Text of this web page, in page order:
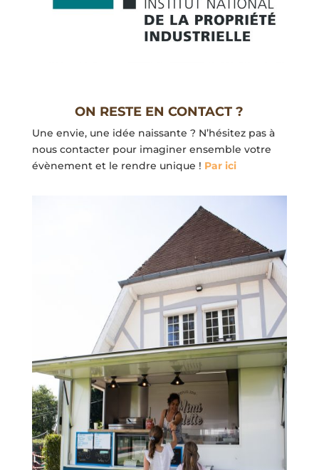
ON RESTE EN CONTACT ?
Une envie, une idée naissante ? N’hésitez pas à
nous contacter pour imaginer ensemble votre
évènement et le rendre unique ! Par ici